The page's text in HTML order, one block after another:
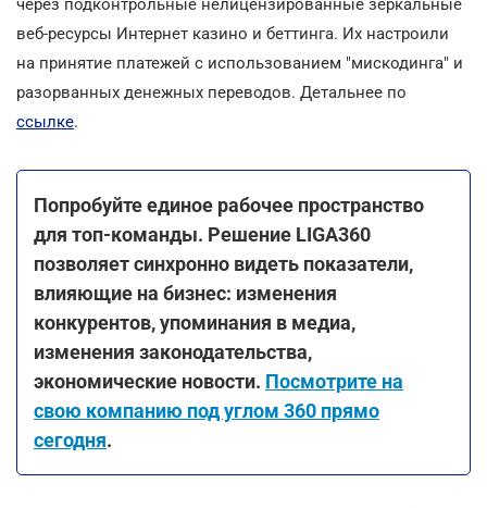
через подконтрольные нелицензированные зеркальные
веб-ресурсы Интернет казино и беттинга. Их настроили
на принятие платежей с использованием "мискодинга" и
разорванных денежных переводов. Детальнее по
ссылке.
Попробуйте единое рабочее пространство
для топ-команды. Решение LIGA360
позволяет синхронно видеть показатели,
влияющие на бизнес: изменения
конкурентов, упоминания в медиа,
изменения законодательства,
экономические новости. Посмотрите на
свою компанию под углом 360 прямо
сегодня.